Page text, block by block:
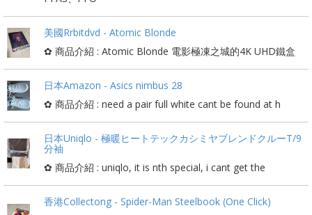
美國Rrbitdvd - Atomic Blonde
✿ 商品介紹 : Atomic Blonde 電影極凍之城的4K UHD鐵盒
日本Amazon - Asics nimbus 28
✿ 商品介紹 : need a pair full white cant be found at h
日本Uniqlo - 極暖ヒートテックカシミヤブレンドクルーT/9
分袖
✿ 商品介紹 : uniqlo, it is nth special, i cant get the
香港Collectong - Spider-Man Steelbook (One Click)